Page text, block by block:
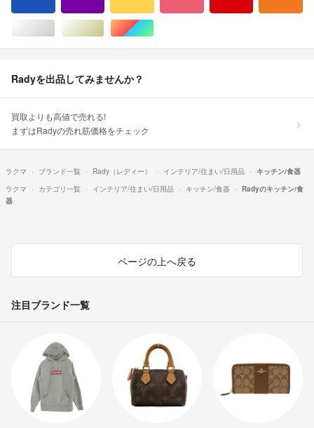
シルバー/銀色系ゴールド/金色系マルチカラー
Radyを出品してみませんか？
買取よりも高値で売れる!
まずはRadyの売れ筋価格をチェック
ラクマ ブランド一覧 Rady（レディー） インテリア/住まい/日用品
キッチン/食器
ラクマ
カテゴリ一覧 インテリア/住まい/日用品 キッチン/食器
Radyのキッチン/食
器
ページの上へ戻る
注目ブランド一覧